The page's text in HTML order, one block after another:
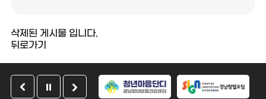
삭제된 게시물 입니다.
뒤로가기